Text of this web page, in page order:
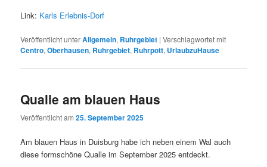
Link: Karls Erlebnis-Dorf
Veröffentlicht unterAllgemein, Ruhrgebiet |Verschlagwortet mit
Centro,Oberhausen, Ruhrgebiet, Ruhrpott, UrlaubzuHause
Qualle am blauen Haus
Veröffentlicht am25. September 2025
Am blauen Haus in Duisburg habe ich neben einem Wal auch
diese formschöne Qualle im September 2025 entdeckt.